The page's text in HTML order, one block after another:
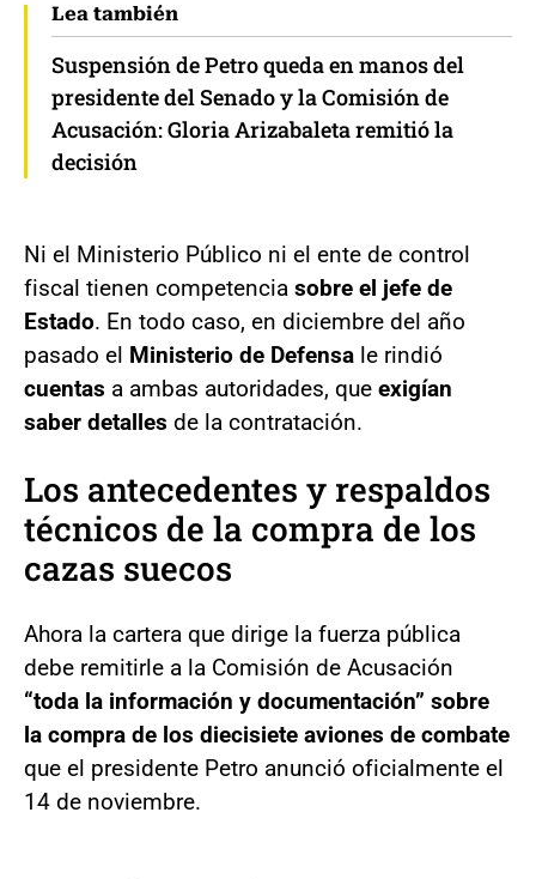
Lea también
Suspensión de Petro queda en manos del
presidente del Senado y la Comisión de
Acusación: Gloria Arizabaleta remitió la
decisión
Ni el Ministerio Público ni el ente de control
fiscal tienen competencia sobre el jefe de
Estado. En todo caso, en diciembre del año
pasado el Ministerio de Defensa le rindió
cuentas a ambas autoridades, que exigían
saber detalles de la contratación.
Los antecedentes y respaldos
técnicos de la compra de los
cazas suecos
Ahora la cartera que dirige la fuerza pública
debe remitirle a la Comisión de Acusación
“toda la información y documentación” sobre
la compra de los diecisiete aviones de combate
que el presidente Petro anunció oficialmente el
14 de noviembre.